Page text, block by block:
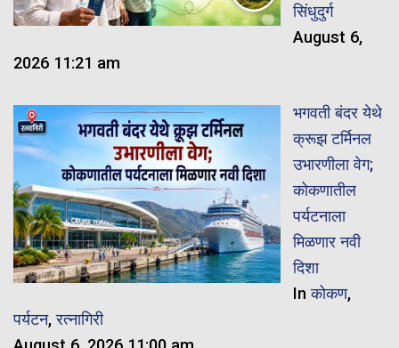
सिंधुदुर्ग
August 6,
2026 11:21 am
भगवती बंदर येथे
क्रूझ टर्मिनल
उभारणीला वेग;
कोकणातील
पर्यटनाला
मिळणार नवी
दिशा
Inकोकण,
पर्यटन,रत्नागिरी